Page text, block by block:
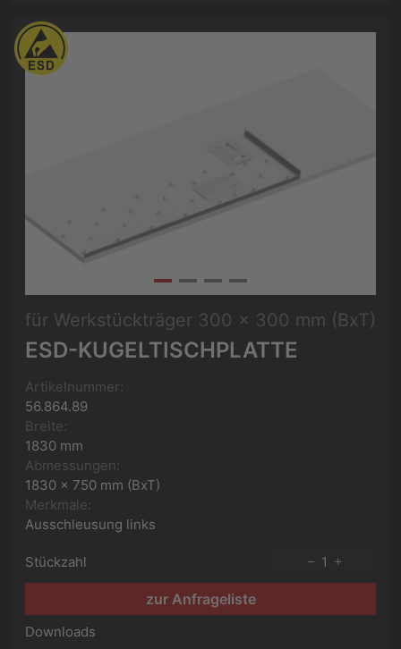
für Werkstückträger 300 x 300 mm (BxT)
ESD-KUGELTISCHPLATTE
Artikelnummer:
56.864.89
Breite:
1830 mm
Abmessungen:
1830 x 750 mm (BxT)
Merkmale:
Ausschleusung links
Stückzahl 1
zur Anfrageliste
Downloads